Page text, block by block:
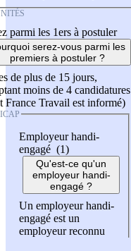
parmi les 1ers à postuler
serez-vous parmi les
premiers à postuler ?
de plus de 15 jours,
moins de 4 candidatures
France Travail est informé)
Employeur handi-
engagé (1)
Qu'est-ce qu'un
employeur handi-
engagé ?
Un employeur handi-
engagé est un
employeur reconnu